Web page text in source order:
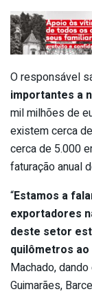
O responsável
importantes a
mil milhões de
existem cerca
cerca de 5.000
faturação anual
“Estamos a
exportadores
deste setor
quilômetros
Machado,
Guimarães,